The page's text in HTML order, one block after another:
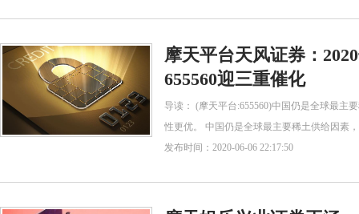
摩天平台天风证券：
655560迎三重催化
导读： (摩天平台:655560)中国仍是全球最主
性更优。 中国仍是全球最主要稀土供给因素
发布时间：2020-06-06 22:17:50